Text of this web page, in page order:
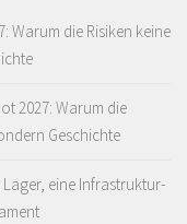
Warum die Risiken keine
2027: Warum die
Geschichte
eine Infrastruktur-